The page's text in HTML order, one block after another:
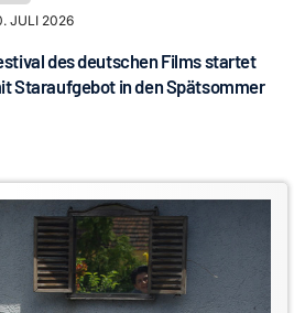
JULI 2026
des deutschen Films startet
Staraufgebot in den Spätsommer